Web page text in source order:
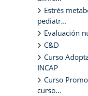
Estrés
pediatr...
Evaluación
C&D
Curso
INCAP
Curso
curso...